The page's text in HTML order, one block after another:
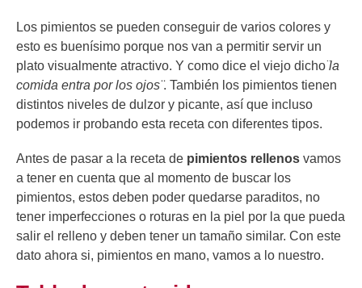
Los pimientos se pueden conseguir de varios colores y
esto es buenísimo porque nos van a permitir servir un
plato visualmente atractivo. Y como dice el viejo dichöla
comida entra por los ojos̈. También los pimientos tienen
distintos niveles de dulzor y picante, así que incluso
podemos ir probando esta receta con diferentes tipos.
Antes de pasar a la receta de pimientos rellenos vamos
a tener en cuenta que al momento de buscar los
pimientos, estos deben poder quedarse paraditos, no
tener imperfecciones o roturas en la piel por la que pueda
salir el relleno y deben tener un tamaño similar. Con este
dato ahora si, pimientos en mano, vamos a lo nuestro.